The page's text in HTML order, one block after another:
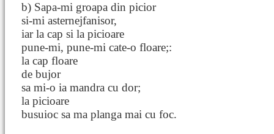
b) Sapa-mi groapa din picior
si-mi asternejfanisor,
iar la cap si la picioare
pune-mi, pune-mi cate-o floare;:
la cap floare
de bujor
sa mi-o ia mandra cu dor;
la picioare
busuioc sa ma planga mai cu foc.